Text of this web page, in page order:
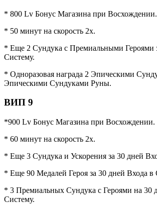
* 800 Lv Бонус Магазина при Восхождении.
* 50 минут на скорость 2x.
* Еще 2 Сундука с Премиальными Героями
Систему.
* Одноразовая награда 2 Эпическими
Эпическими Сундуками Руны.
ВИП 9
*900 Lv Бонус Магазина при Восхождении.
* 60 минут на скорость 2x.
* Еще 3 Сундука и Ускорения за 30 дней
* Еще 90 Медалей Героя за 30 дней Входа в
* 3 Премиальных Сундука с Героями на 30
Систему.